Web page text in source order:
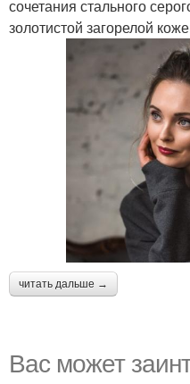
сочетания стального
золотистой загорелой
читать дальше →
Вас может